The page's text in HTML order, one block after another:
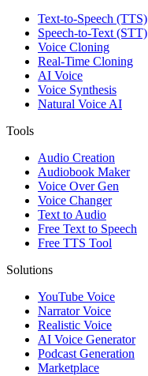
Text-to-Speech (TTS)
Speech-to-Text (STT)
Voice Cloning
Real-Time Cloning
AI Voice
Voice Synthesis
Natural Voice AI
Tools
Audio Creation
Audiobook Maker
Voice Over Gen
Voice Changer
Text to Audio
Free Text to Speech
Free TTS Tool
Solutions
YouTube Voice
Narrator Voice
Realistic Voice
AI Voice Generator
Podcast Generation
Marketplace